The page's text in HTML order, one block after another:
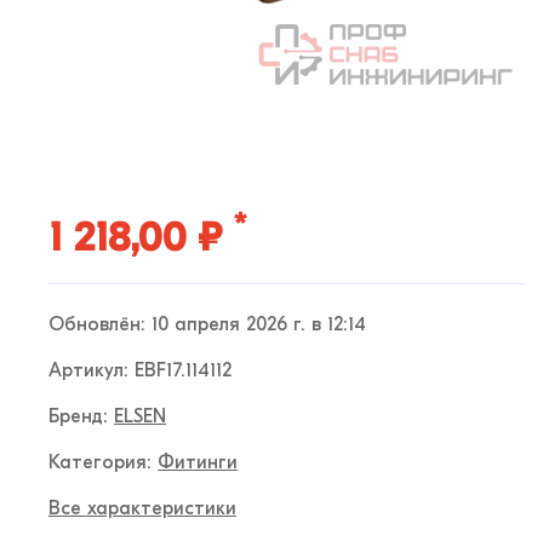
1 218,00 ₽ *
Обновлён: 10 апреля 2026 г. в 12:14
Артикул: EBF17.114112
Бренд: ELSEN
Категория: Фитинги
Все характеристики